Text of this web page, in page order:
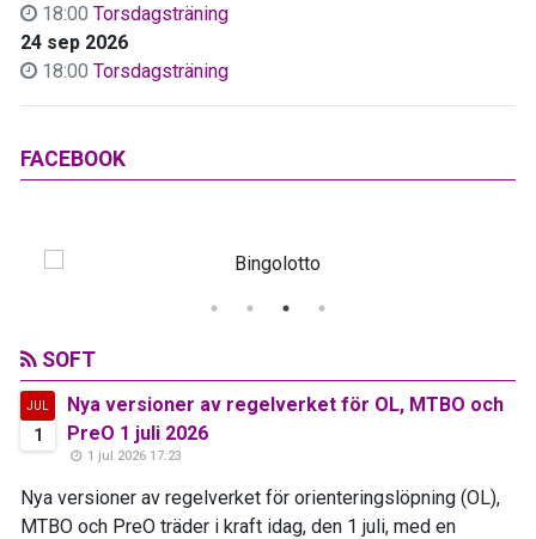
18:00 Torsdagsträning
24 sep 2026
18:00 Torsdagsträning
FACEBOOK
SOFT
JUL
1
Nya versioner av regelverket för OL, MTBO och
PreO 1 juli 2026
1 jul 2026 17:23
Nya versioner av regelverket för orienteringslöpning (OL),
MTBO och PreO träder i kraft idag, den 1 juli, med en